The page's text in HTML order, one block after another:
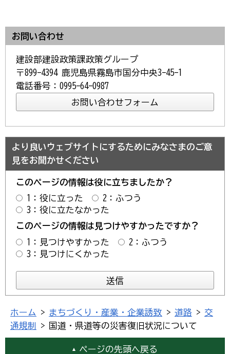
お問い合わせ
建設部建設政策課政策グループ
〒899-4394 鹿児島県霧島市国分中央3-45-1
電話番号：0995-64-0987
より良いウェブサイトにするためにみなさまのご意
見をお聞かせください
このページの情報は役に立ちましたか？
1：役に立った
2：ふつう
3：役に立たなかった
このページの情報は見つけやすかったですか？
1：見つけやすかった
2：ふつう
3：見つけにくかった
ホーム > まちづくり・産業・企業誘致 > 道路 > 交
通規制
> 国道・県道等の災害復旧状況について
ページの先頭へ戻る